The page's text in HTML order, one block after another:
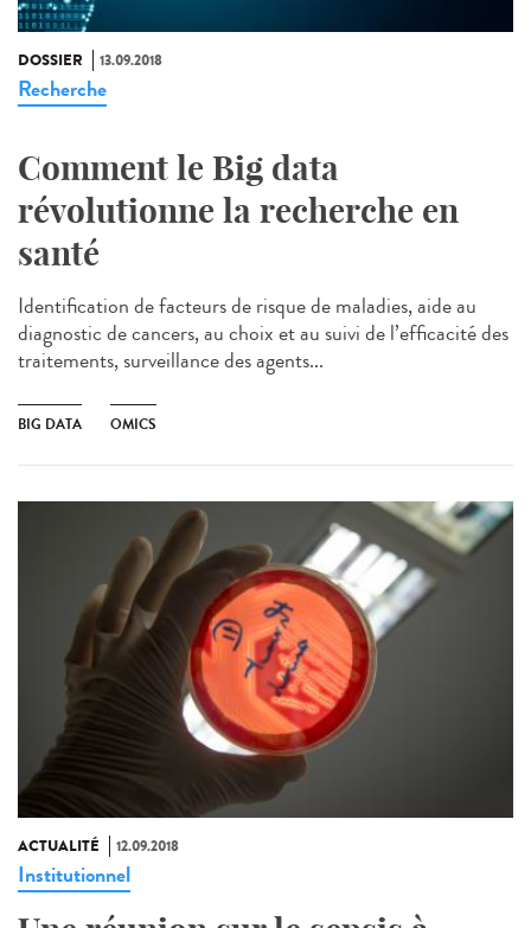
DOSSIER 13.09.2018
Recherche
Comment le Big data
révolutionne la recherche en
santé
Identification de facteurs de risque de maladies, aide au
diagnostic de cancers, au choix et au suivi de l’efficacité des
traitements, surveillance des agents...
BIG DATA OMICS
ACTUALITÉ 12.09.2018
Institutionnel